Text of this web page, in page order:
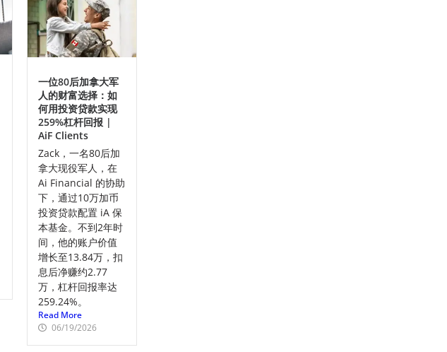
一位80后加拿大军
人的财富选择：如
何用投资贷款实现
259%杠杆回报 |
AiF Clients
Zack，一名80后加
拿大现役军人，在
Ai Financial 的协助
下，通过10万加币
投资贷款配置 iA 保
本基金。不到2年时
间，他的账户价值
增长至13.84万，扣
息后净赚约2.77
万，杠杆回报率达
259.24%。
Read More
06/19/2026